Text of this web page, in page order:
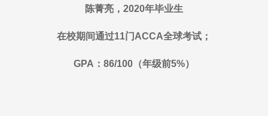
陈菁亮，2020年毕业生
在校期间通过11门ACCA全球考试；
GPA：86/100（年级前5%）